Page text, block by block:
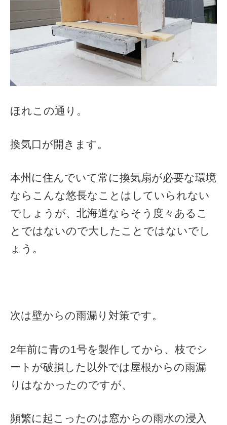
ほれこの通り。
換気口が開きます。
本州に住んでいて常に換気扇が必要な環境
ならこんな悠長なことはしていられない
でしょうが、北海道ならそう度々あるこ
とではないので大したことではないでし
ょう。
次は壁からの雨漏り対策です。
2年前に青の1号を製作してから、枝でシ
ートが破損した以外では屋根からの雨漏
りはなかったのですが、
頻繁に起こったのは窓からの雨水の浸入